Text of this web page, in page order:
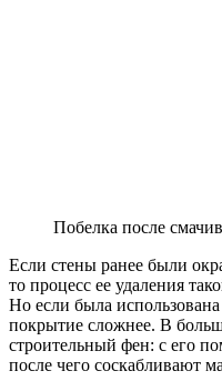
Побелка после
Если стены ранее были
то процесс ее удаления
Но если была использована
покрытие сложнее. В
строительный фен: с его
после чего соскабливают